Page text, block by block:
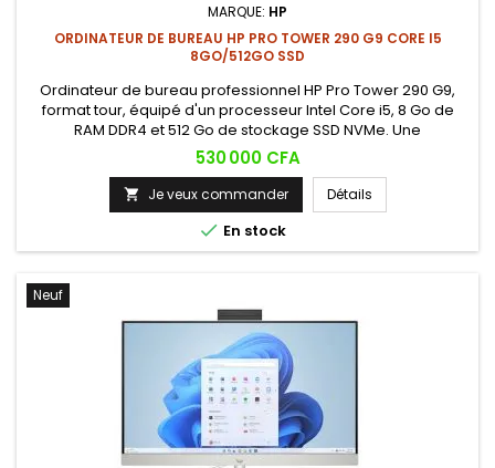
MARQUE: HP
ORDINATEUR DE BUREAU HP PRO TOWER 290 G9 CORE I5
8GO/512GO SSD
Ordinateur de bureau professionnel HP Pro Tower 290 G9,
format tour, équipé d'un processeur Intel Core i5, 8 Go de
RAM DDR4 et 512 Go de stockage SSD NVMe. Une
configuration fiable et évolutive conçue pour les
environnements professionnels et les usages bureautiques
exigeants.
Prix
530 000 CFA
 Je veux commander Détails
 En stock
Neuf